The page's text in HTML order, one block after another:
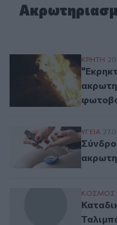
ΚΡΗΤΗ
ΥΓΕΙΑ
ΚΟΣΜΟΣ